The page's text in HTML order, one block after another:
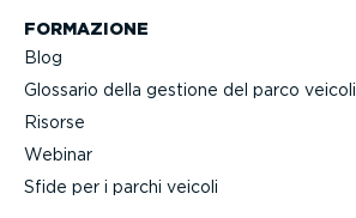
FORMAZIONE
Blog
Glossario della gestione del parco veicoli
Risorse
Webinar
Sfide per i parchi veicoli